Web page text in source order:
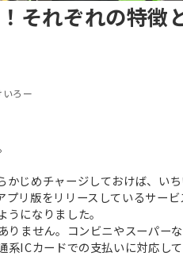
それぞれの特徴
いろー
じめチャージしておけば、い
リ版をリリースしているサー
になりました。
ません。コンビニやスーパー
ICカードでの支払いに対応して